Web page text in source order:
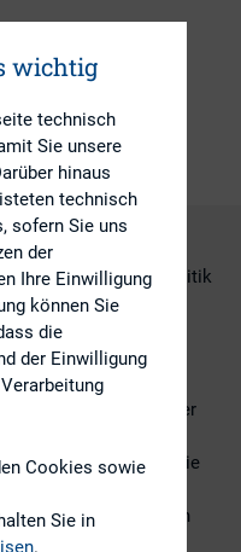
IR-
schreibt sich die Politik
bei der
die neue
Gesellschaften an?
und auch mit der
Wie
und weitere
(Baker McKenzie) in
der 28. DIRK-
wichtig
technisch
Sie unsere
hinaus
technisch
sofern Sie uns
der
Ihre Einwilligung
können Sie
die
der Einwilligung
Cookies sowie
Sie in
.